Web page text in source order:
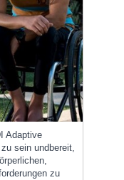
Adaptive
sein undbereit,
zu